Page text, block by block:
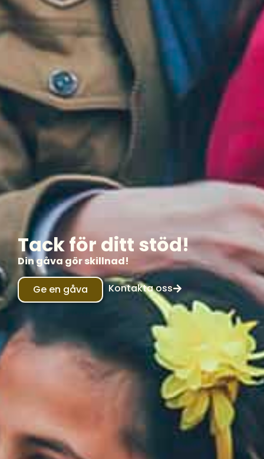
Tack för ditt stöd!
Din gåva gör skillnad!
Ge en gåva Kontakta oss